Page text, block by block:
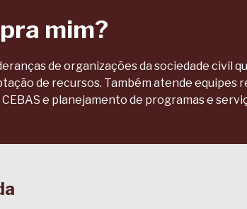
mim?
de organizações da sociedade civil
de recursos. Também atende
e planejamento de programas e